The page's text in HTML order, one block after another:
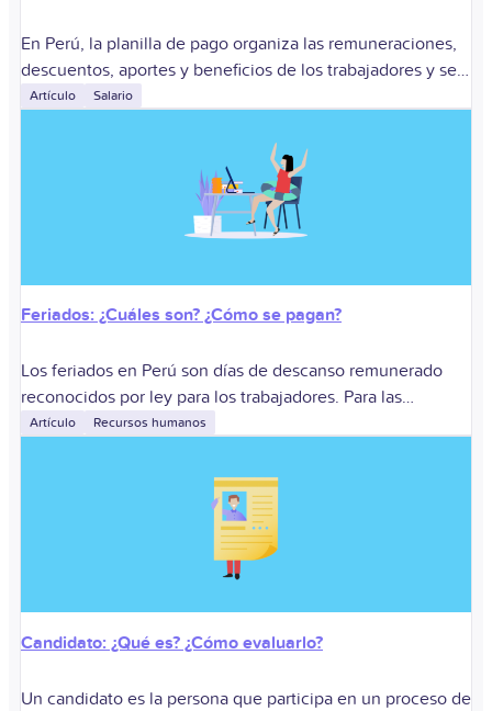
En Perú, la planilla de pago organiza las remuneraciones,
descuentos, aportes y beneficios de los trabajadores y se
relaciona con la planilla electrónica administrada por la
Artículo Salario
Feriados: ¿Cuáles son? ¿Cómo se pagan?
Los feriados en Perú son días de descanso remunerado
reconocidos por ley para los trabajadores. Para las
empresas, su gestión determina si corresponde descanso,
Artículo Recursos humanos
Candidato: ¿Qué es? ¿Cómo evaluarlo?
Un candidato es la persona que participa en un proceso de